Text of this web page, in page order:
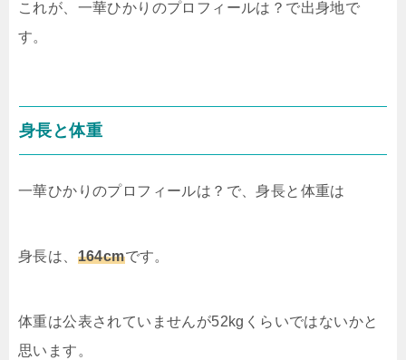
これが、一華ひかりのプロフィールは？で出身地で
す。
身長と体重
一華ひかりのプロフィールは？で、身長と体重は
身長は、 164cmです。
体重は公表されていませんが52kgくらいではないかと
思います。